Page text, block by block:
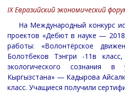
IХ Евразийский экономический
На Международный конкурс
проектов «Дебют в науке —
работы: «Волонтёрское
Болотбеков Тэнгри -11в
экологического сознания в
Кыргызстана» — Кадырова
класс. Учащиеся получили